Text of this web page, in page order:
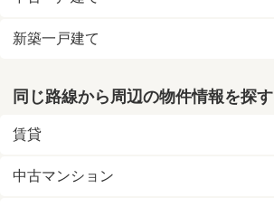
新築一戸建て
同じ路線から周辺の物件情報を探す
賃貸
中古マンション